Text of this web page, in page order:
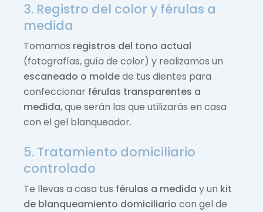
3. Registro del color y férulas a
medida
Tomamos registros del tono actual
(fotografías, guía de color) y realizamos un
escaneado o moldede tus dientes para
confeccionar férulas transparentes a
medida, que serán las que utilizarás en casa
con el gel blanqueador.
5. Tratamiento domiciliario
controlado
Te llevas a casa tus férulas a medida y un kit
de blanqueamiento domiciliario con gel de